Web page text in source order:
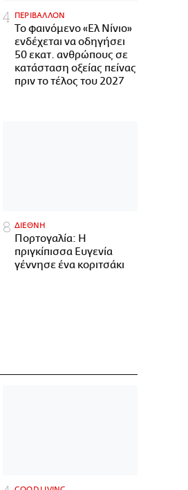
ΠΕΡΙΒΑΛΛΟΝ
Το φαινόμενο «Ελ Νίνιο»
ενδέχεται να οδηγήσει
50 εκατ. ανθρώπους σε
κατάσταση οξείας πείνας
πριν το τέλος του 2027
ΔΙΕΘΝΗ
Πορτογαλία: Η
πριγκίπισσα Ευγενία
γέννησε ένα κοριτσάκι